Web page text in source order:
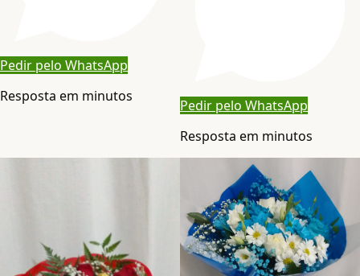
Pedir pelo WhatsApp
Resposta em minutos
Pedir pelo WhatsApp
Resposta em minutos